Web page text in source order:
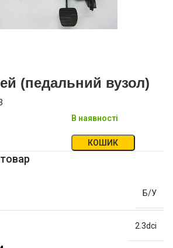
(педальний вузол)
В наявності
КОШИК
Б/У
2.3dci